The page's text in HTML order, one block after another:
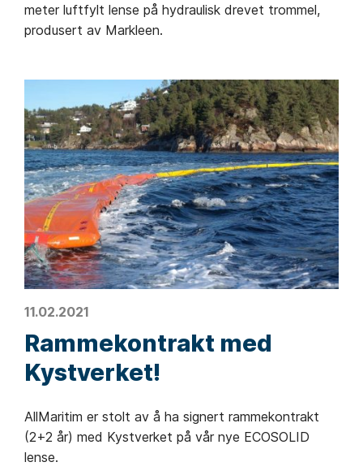
meter luftfylt lense på hydraulisk drevet trommel,
produsert av Markleen.
11.02.2021
Rammekontrakt med
Kystverket!
AllMaritim er stolt av å ha signert rammekontrakt
(2+2 år) med Kystverket på vår nye ECOSOLID
lense.